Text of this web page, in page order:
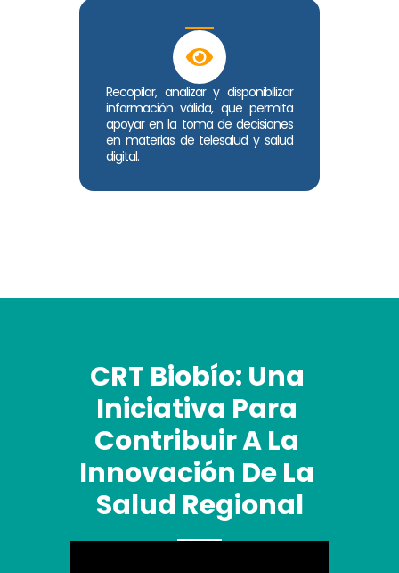
Recopilar, analizar y disponibilizar
información válida, que permita
apoyar en la toma de decisiones
en materias de telesalud y salud
digital.
CRT Biobío: Una
Iniciativa Para
Contribuir A La
Innovación De La
Salud Regional